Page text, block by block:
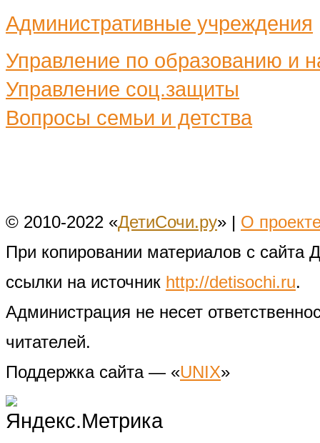
Административные учреждения
Управление по образованию и
Управление соц.защиты
Вопросы семьи и детства
© 2010-2022 «ДетиСочи.ру» | О
При копировании материалов с сайта
ссылки на источник http://detisochi.ru.
Администрация не несет
читателей.
Поддержка сайта — «UNIX»